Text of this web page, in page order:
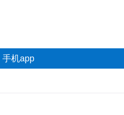
手机app